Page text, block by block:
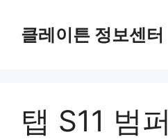
클레이튼 정보센터
탭 S11 범퍼